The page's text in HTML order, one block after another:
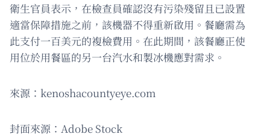
衛生官員表示，在檢查員確認沒有污染殘留且已設置
適當保障措施之前，該機器不得重新啟用。餐廳需為
此支付一百美元的複檢費用。在此期間，該餐廳正使
用位於用餐區的另一台汽水和製冰機應對需求。
來源：kenoshacountyeye.com
封面來源：Adobe Stock